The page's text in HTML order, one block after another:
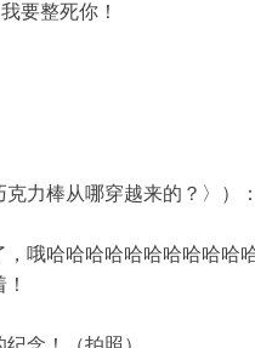
要整死你！
力棒从哪穿越来的？〉
，哦哈哈哈哈哈哈哈哈哈哈